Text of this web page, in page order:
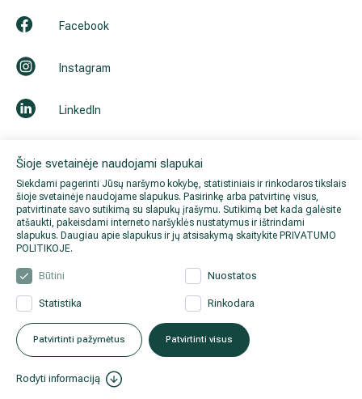
Šioje svetainėje naudojami slapukai
Siekdami pagerinti Jūsų naršymo kokybę, statistiniais ir rinkodaros tikslais
šioje svetainėje naudojame slapukus. Pasirinkę arba patvirtinę visus,
patvirtinate savo sutikimą su slapukų įrašymu. Sutikimą bet kada galėsite
atšaukti, pakeisdami interneto naršyklės nustatymus ir ištrindami
slapukus. Daugiau apie slapukus ir jų atsisakymą skaitykite PRIVATUMO
POLITIKOJE.
Būtini Nuostatos
Statistika Rinkodara
Patvirtinti pažymėtus Patvirtinti visus
Rodyti informaciją
Facebook
Instagram
LinkedIn
© 2026 Hila. Visos teisės
saugomos.
Privatumo politika
apsauga.